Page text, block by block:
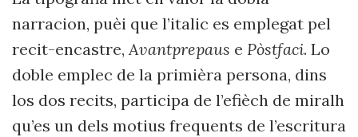
narracion, puèi que l’italic es emplegat pel
recit-encastre,Avantprepaus e Pòstfaci. Lo
doble emplec de la primièra persona, dins
los dos recits, participa de l’efièch de miralh
qu’es un dels motius frequents de l’escritura